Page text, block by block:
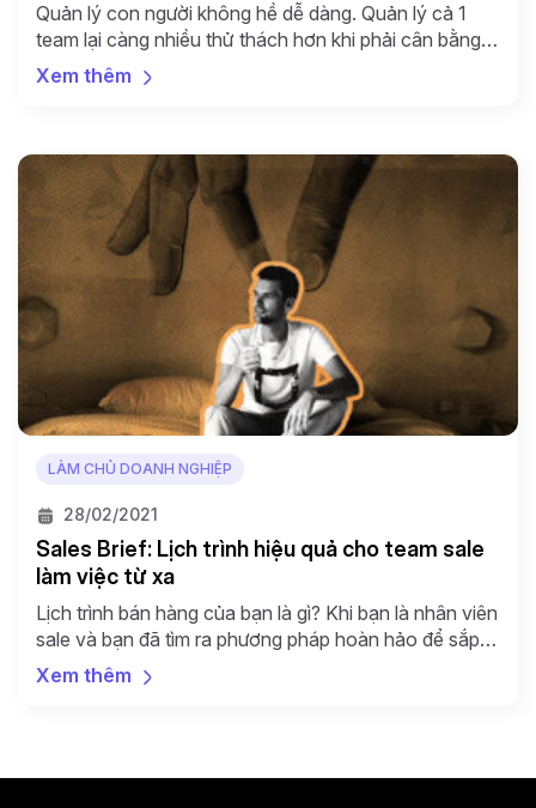
Quản lý con người không hề dễ dàng. Quản lý cả 1
team lại càng nhiều thử thách hơn khi phải cân bằng
được các nhiệm vụ, các ưu tiên công việc, áp lực từ
các sếp và áp lực phải hoàn thành các chỉ tiêu hàng
Xem thêm
LÀM CHỦ DOANH NGHIỆP
28/02/2021
Sales Brief: Lịch trình hiệu quả cho team sale
làm việc từ xa
Lịch trình bán hàng của bạn là gì? Khi bạn là nhân viên
sale và bạn đã tìm ra phương pháp hoàn hảo để sắp
xếp, cân bằng lịch làm việc một ngày, năng suất bán
hàng của bạn sẽ tăng 1 cách đáng kể. Nhưng để đối
Xem thêm